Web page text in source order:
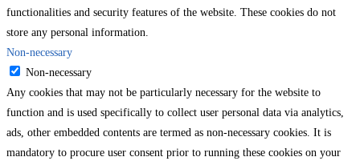
functionalities and security features of the website. These cookies do not
store any personal information.
Non-necessary
Non-necessary
Any cookies that may not be particularly necessary for the website to
function and is used specifically to collect user personal data via analytics,
ads, other embedded contents are termed as non-necessary cookies. It is
mandatory to procure user consent prior to running these cookies on your